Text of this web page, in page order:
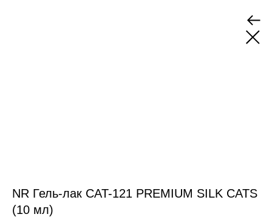
NR Гель-лак CAT-121 PREMIUM SILK CATS
(10 мл)